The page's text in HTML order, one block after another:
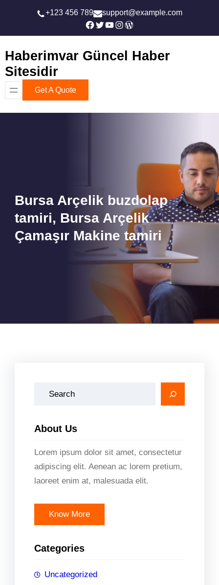
+123 456 789
support@example.com
Facebook
Twitter
YouTube
Instagram
WordPress
Haberimvar Güncel Haber
Sitesidir
Get A Quote
Bursa Arçelik buzdolap
tamiri, Bursa Arçelik
Çamaşır Makine tamiri
About Us
Lorem ipsum dolor sit amet, consectetur
adipiscing elit. Aenean ac lorem pretium,
laoreet enim at, malesuada elit.
Know More
Categories
Uncategorized